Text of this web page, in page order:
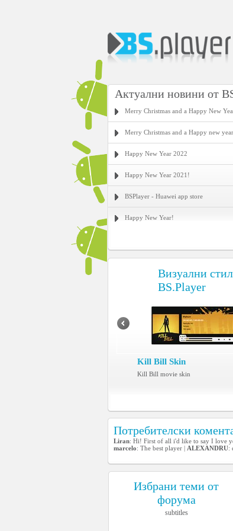
Актуални новини от
Merry Christmas and a Happy New
Merry Christmas and a Happy new
Happy New Year 2022
Happy New Year 2021!
BSPlayer - Huawei app store
Happy New Year!
Визуални
BS.Player
Kill Bill Skin
Kill Bill movie skin
Потребителски
Liran: Hi! First of all i'd like to say I love
marcelo: The best player | ALEXANDRU:
Избрани теми от
форума
subtitles